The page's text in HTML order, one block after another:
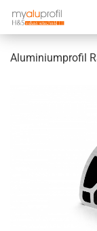
Aluminiumprofil